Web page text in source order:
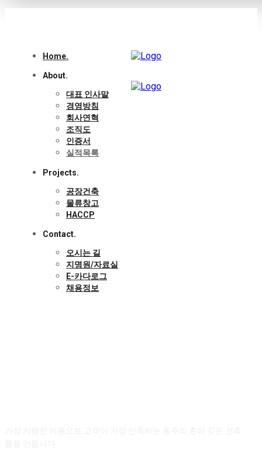
Home.
About.
대표 인사말
경영방침
회사연혁
조직도
인증서
실적목록
Projects.
공장건축
물류창고
HACCP
Contact.
오시는 길
지명원/자료실
E-카다로그
채용정보